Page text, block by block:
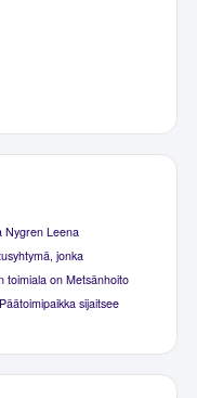
Nygren Leena
jonka
toimiala on Metsänhoito
sijaitsee